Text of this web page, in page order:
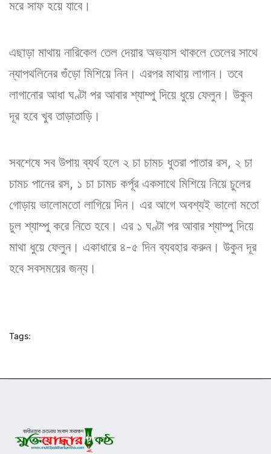
মরে সাফ হয়ে যাবে।
এছাড়া মাথায় নারিকেল তেল দেয়ার অভ্যাস থাকলে তেলের সাথে
ন্যাপথলিনের গুঁড়ো মিশিয়ে নিন। এরপর মাথায় লাগান। তবে
লাগানোর আধা ঘণ্টা পর আবার শ্যাম্পু দিয়ে ধুয়ে ফেলুন। উকুন
দূর হবে খুব তাড়াতাড়ি।
সবশেষে সব উপায় ব্যর্থ হলে ২ চা চামচ ধুতরা পাতার রস, ২ চা
চামচ পানের রস, ১ চা চামচ কর্পূর একসাথে মিশিয়ে নিয়ে চুলের
গোড়ায় ভালোমতো লাগিয়ে দিন। এর আগে অবশ্যই ভালো মতো
চুল শ্যাম্পু করে নিতে হবে। এর ১ ঘণ্টা পর আবার শ্যাম্পু দিয়ে
মাথা ধুয়ে ফেলুন। একাধারে ৪-৫ দিন ব্যবহার করুন। উকুন দূর
হবে সবসময়ের জন্য।
Tags: